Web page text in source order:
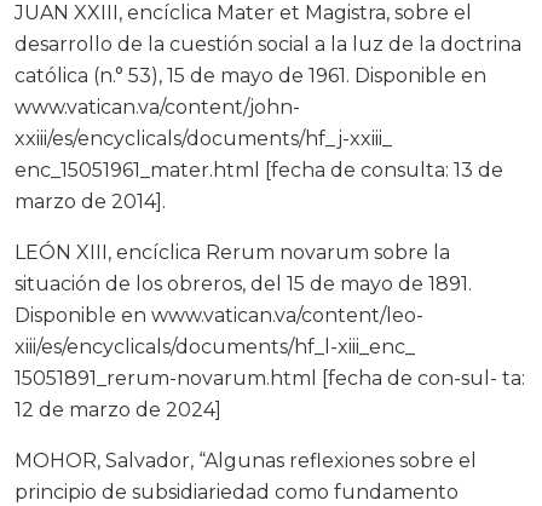
JUAN XXIII, encíclica Mater et Magistra, sobre el
desarrollo de la cuestión social a la luz de la doctrina
católica (n.° 53), 15 de mayo de 1961. Disponible en
www.vatican.va/content/john-
xxiii/es/encyclicals/documents/hf_j-xxiii_
enc_15051961_mater.html [fecha de consulta: 13 de
marzo de 2014].
LEÓN XIII, encíclica Rerum novarum sobre la
situación de los obreros, del 15 de mayo de 1891.
Disponible en www.vatican.va/content/leo-
xiii/es/encyclicals/documents/hf_l-xiii_enc_
15051891_rerum-novarum.html [fecha de con-sul- ta:
12 de marzo de 2024]
MOHOR, Salvador, “Algunas reflexiones sobre el
principio de subsidiariedad como fundamento